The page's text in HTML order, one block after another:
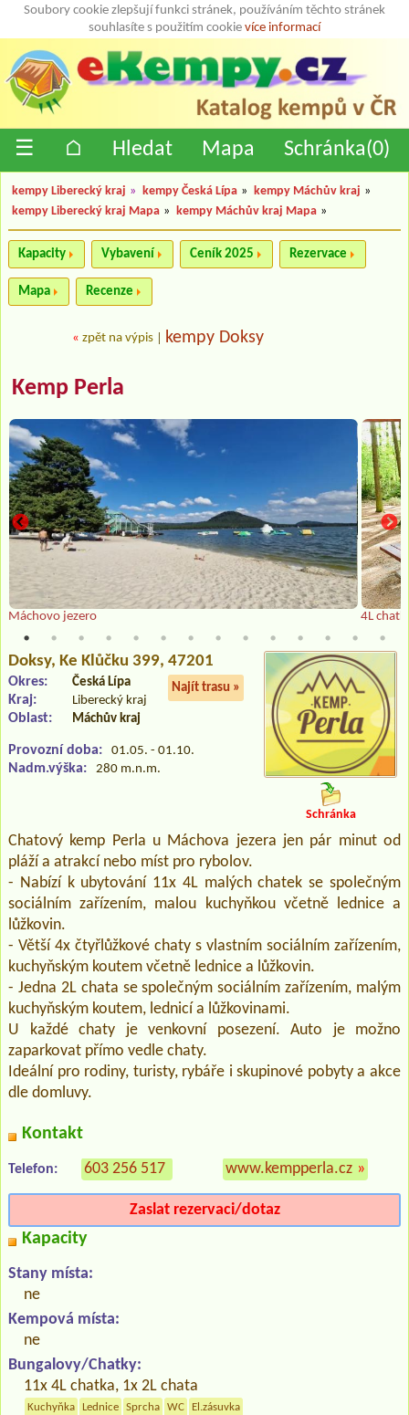
Soubory cookie zlepšují funkci stránek, používáním těchto stránek
souhlasíte s použitím cookie více informací
☰ ⌂ Hledat Mapa Schránka(0)
kempy Liberecký kraj » kempy Česká Lípa » kempy Máchův kraj »
kempy Liberecký kraj Mapa » kempy Máchův kraj Mapa »
Kapacity Vybavení Ceník 2025 Rezervace
Mapa Recenze
« zpět na výpis kempy Doksy
Kemp Perla
Máchovo jezero 4L
Doksy, Ke Klůčku 399, 47201
Najít trasu »
Okres: Česká Lípa
Kraj: Liberecký kraj
Oblast: Máchův kraj
Provozní doba: 01.05. - 01.10.
Nadm.výška: 280 m.n.m.
Schránka
Chatový kemp Perla u Máchova jezera jen pár minut od
pláží a atrakcí nebo míst pro rybolov.
- Nabízí k ubytování 11x 4L malých chatek se společným
sociálním zařízením, malou kuchyňkou včetně lednice a
lůžkovin.
- Větší 4x čtyřlůžkové chaty s vlastním sociálním zařízením,
kuchyňským koutem včetně lednice a lůžkovin.
- Jedna 2L chata se společným sociálním zařízením, malým
kuchyňským koutem, lednicí a lůžkovinami.
U každé chaty je venkovní posezení. Auto je možno
zaparkovat přímo vedle chaty.
Ideální pro rodiny, turisty, rybáře i skupinové pobyty a akce
dle domluvy.
Kontakt
Telefon: 603 256 517 www.kempperla.cz »
Zaslat rezervaci/dotaz
Kapacity
Stany místa:
ne
Kempová místa:
ne
Bungalovy/Chatky:
11x 4L chatka, 1x 2L chata
Kuchyňka Lednice Sprcha WC El.zásuvka